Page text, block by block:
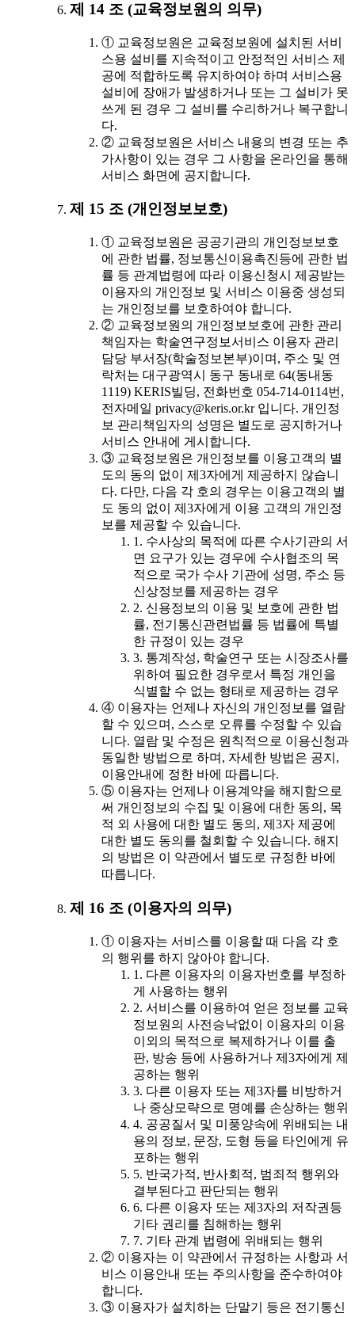
제 14 조 (교육정보원의 의무)
① 교육정보원은 교육정보원에 설치된 서비
스용 설비를 지속적이고 안정적인 서비스 제
공에 적합하도록 유지하여야 하며 서비스용
설비에 장애가 발생하거나 또는 그 설비가 못
쓰게 된 경우 그 설비를 수리하거나 복구합니
다.
② 교육정보원은 서비스 내용의 변경 또는 추
가사항이 있는 경우 그 사항을 온라인을 통해
서비스 화면에 공지합니다.
제 15 조 (개인정보보호)
① 교육정보원은 공공기관의 개인정보보호
에 관한 법률, 정보통신이용촉진등에 관한 법
률 등 관계법령에 따라 이용신청시 제공받는
이용자의 개인정보 및 서비스 이용중 생성되
는 개인정보를 보호하여야 합니다.
② 교육정보원의 개인정보보호에 관한 관리
책임자는 학술연구정보서비스 이용자 관리
담당 부서장(학술정보본부)이며, 주소 및 연
락처는 대구광역시 동구 동내로 64(동내동
1119) KERIS빌딩, 전화번호 054-714-0114번,
전자메일 privacy@keris.or.kr 입니다. 개인정
보 관리책임자의 성명은 별도로 공지하거나
서비스 안내에 게시합니다.
③ 교육정보원은 개인정보를 이용고객의 별
도의 동의 없이 제3자에게 제공하지 않습니
다. 다만, 다음 각 호의 경우는 이용고객의 별
도 동의 없이 제3자에게 이용 고객의 개인정
보를 제공할 수 있습니다.
1. 수사상의 목적에 따른 수사기관의 서
면 요구가 있는 경우에 수사협조의 목
적으로 국가 수사 기관에 성명, 주소 등
신상정보를 제공하는 경우
2. 신용정보의 이용 및 보호에 관한 법
률, 전기통신관련법률 등 법률에 특별
한 규정이 있는 경우
3. 통계작성, 학술연구 또는 시장조사를
위하여 필요한 경우로서 특정 개인을
식별할 수 없는 형태로 제공하는 경우
④ 이용자는 언제나 자신의 개인정보를 열람
할 수 있으며, 스스로 오류를 수정할 수 있습
니다. 열람 및 수정은 원칙적으로 이용신청과
동일한 방법으로 하며, 자세한 방법은 공지,
이용안내에 정한 바에 따릅니다.
⑤ 이용자는 언제나 이용계약을 해지함으로
써 개인정보의 수집 및 이용에 대한 동의, 목
적 외 사용에 대한 별도 동의, 제3자 제공에
대한 별도 동의를 철회할 수 있습니다. 해지
의 방법은 이 약관에서 별도로 규정한 바에
따릅니다.
제 16 조 (이용자의 의무)
① 이용자는 서비스를 이용할 때 다음 각 호
의 행위를 하지 않아야 합니다.
1. 다른 이용자의 이용자번호를 부정하
게 사용하는 행위
2. 서비스를 이용하여 얻은 정보를 교육
정보원의 사전승낙없이 이용자의 이용
이외의 목적으로 복제하거나 이를 출
판, 방송 등에 사용하거나 제3자에게 제
공하는 행위
3. 다른 이용자 또는 제3자를 비방하거
나 중상모략으로 명예를 손상하는 행위
4. 공공질서 및 미풍양속에 위배되는 내
용의 정보, 문장, 도형 등을 타인에게 유
포하는 행위
5. 반국가적, 반사회적, 범죄적 행위와
결부된다고 판단되는 행위
6. 다른 이용자 또는 제3자의 저작권등
기타 권리를 침해하는 행위
7. 기타 관계 법령에 위배되는 행위
② 이용자는 이 약관에서 규정하는 사항과 서
비스 이용안내 또는 주의사항을 준수하여야
합니다.
③ 이용자가 설치하는 단말기 등은 전기통신